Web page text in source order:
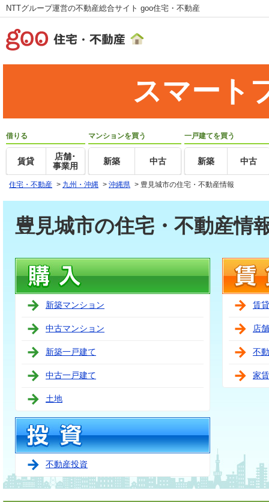
NTTグループ運営の不動産総合サイト goo住宅・不動産
スマート
借りる
賃貸
店舗･
事業用
マンションを買う
新築 中古
一戸建てを買う
新築 中古
住宅・不動産 > 九州・沖縄 > 沖縄県 > 豊見城市の住宅・不動産情報
豊見城市の住宅・不動産情
新築マンション
中古マンション
新築一戸建て
中古一戸建て
土地
不動産投資
賃
店
不
家